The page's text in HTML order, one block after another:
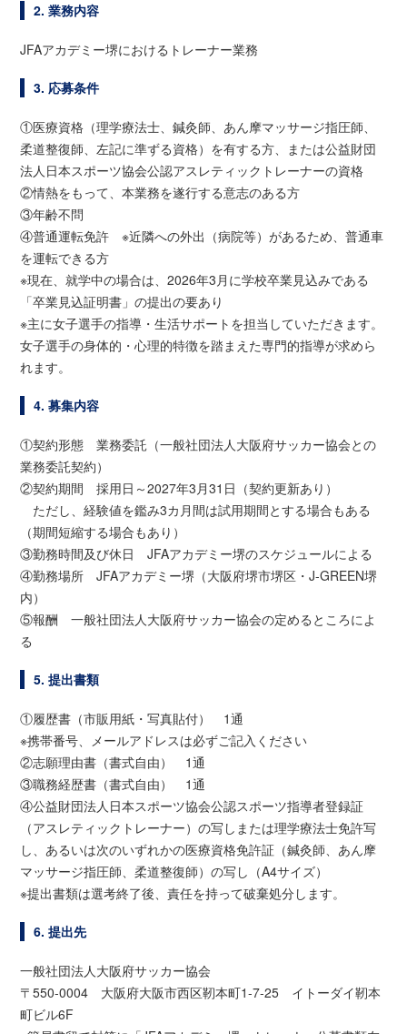
2. 業務内容
JFAアカデミー堺におけるトレーナー業務
3. 応募条件
①医療資格（理学療法士、鍼灸師、あん摩マッサージ指圧師、
柔道整復師、左記に準ずる資格）を有する方、または公益財団
法人日本スポーツ協会公認アスレティックトレーナーの資格
②情熱をもって、本業務を遂行する意志のある方
③年齢不問
④普通運転免許 ※近隣への外出（病院等）があるため、普通車
を運転できる方
※現在、就学中の場合は、2026年3月に学校卒業見込みである
「卒業見込証明書」の提出の要あり
※主に女子選手の指導・生活サポートを担当していただきます。
女子選手の身体的・心理的特徴を踏まえた専門的指導が求めら
れます。
4. 募集内容
①契約形態 業務委託（一般社団法人大阪府サッカー協会との
業務委託契約）
②契約期間 採用日～2027年3月31日（契約更新あり）
ただし、経験値を鑑み3カ月間は試用期間とする場合もある
（期間短縮する場合もあり）
③勤務時間及び休日 JFAアカデミー堺のスケジュールによる
④勤務場所 JFAアカデミー堺（大阪府堺市堺区・J-GREEN堺
内）
⑤報酬 一般社団法人大阪府サッカー協会の定めるところによ
る
5. 提出書類
①履歴書（市販用紙・写真貼付） 1通
※携帯番号、メールアドレスは必ずご記入ください
②志願理由書（書式自由） 1通
③職務経歴書（書式自由） 1通
④公益財団法人日本スポーツ協会公認スポーツ指導者登録証
（アスレティックトレーナー）の写しまたは理学療法士免許写
し、あるいは次のいずれかの医療資格免許証（鍼灸師、あん摩
マッサージ指圧師、柔道整復師）の写し（A4サイズ）
※提出書類は選考終了後、責任を持って破棄処分します。
6. 提出先
一般社団法人大阪府サッカー協会
〒550-0004 大阪府大阪市西区靭本町1-7-25 イトーダイ靭本
町ビル6F